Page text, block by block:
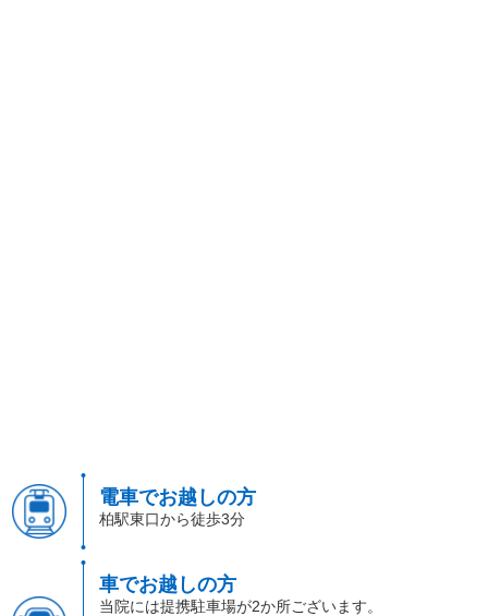
電車でお越しの方
柏駅東口から徒歩3分
車でお越しの方
当院には提携駐車場が2か所ございます。